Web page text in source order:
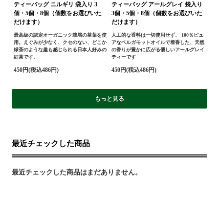
ティーバッグ ニルギリ 袋入り 3
個・5個・8個（個数をお選びいた
だけます）
最高級の認定オーガニック栽培の茶葉を使
用。えぐみが少なく、クセのない、どこか
緑茶のような趣も感じられる日本人好みの
紅茶です。
450円(税込486円)
ティーバッグ アールグレイ 袋入り
3個・5個・8個（個数をお選びいた
だけます）
人工的な香料は一切使用せず、 100％ピュ
アなベルガモットオイルで着香した、天然
の香りが豊かに広がる優しいアールグレイ
ティーです
450円(税込486円)
もっと見る
最近チェックした商品
最近チェックした商品はまだありません。